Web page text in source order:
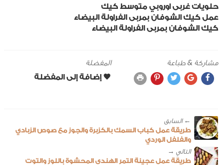
حلويات غربى اوروبي متوسط كيك
عمل كيك الشوفان بمربى الفراولة البيضاء
كيك الشوفان بمربى الفراولة البيضاء
مشاركة & طباعة المفضلة
← ‎السابق
طريقة عمل كباب السمك بالكزبرة والجوز مع صوص الزبادي
والفلفل الوردي
طريقة عمل عجينة التمر الهندى المحشوة باللوز والتوت